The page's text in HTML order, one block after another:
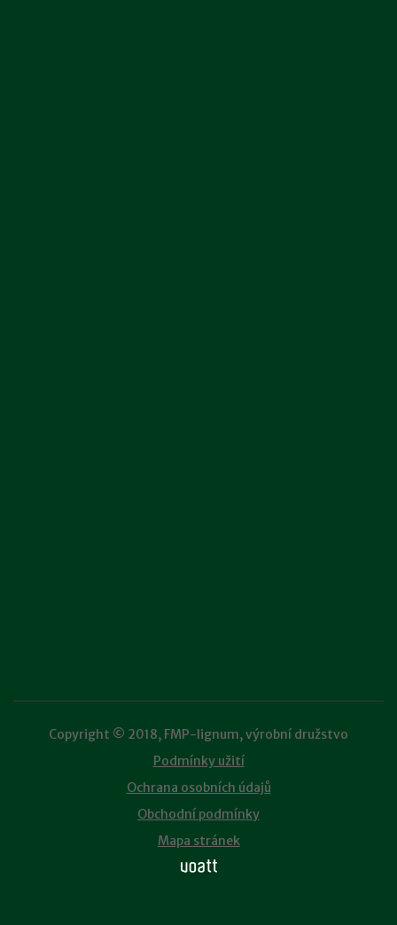
Copyright © 2018, FMP-lignum, výrobní družstvo
Podmínky užití
Ochrana osobních údajů
Obchodní podmínky
Mapa stránek